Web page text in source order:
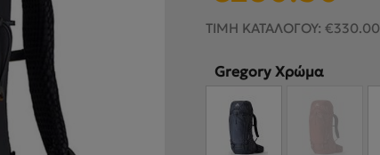
was:
τιμή
ΤΙΜΗ ΚΑΤΑΛΟΓΟΥ:€330.00
Gregory Χρώμα